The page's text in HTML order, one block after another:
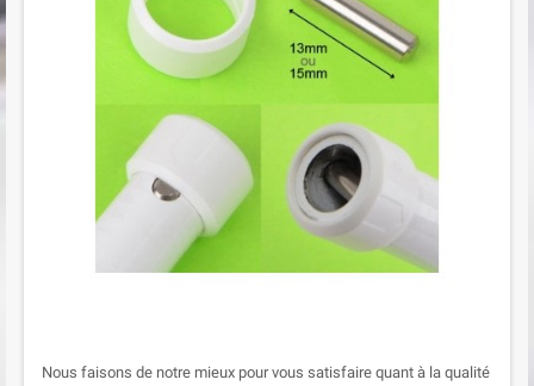
Nous faisons de notre mieux pour vous satisfaire quant à la qualité